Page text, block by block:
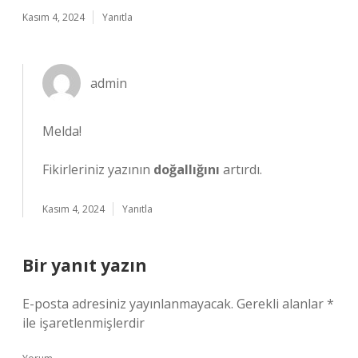
Kasım 4, 2024 Yanıtla
admin
Melda!
Fikirleriniz yazının doğallığını artırdı.
Kasım 4, 2024 Yanıtla
Bir yanıt yazın
E-posta adresiniz yayınlanmayacak. Gerekli alanlar*
ile işaretlenmişlerdir